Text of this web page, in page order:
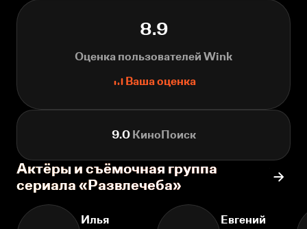
8.9
Оценка пользователей Wink
Ваша оценка
9.0КиноПоиск
Актёры и съёмочная группа
сериала «Развлечеба»
Илья
Евгений